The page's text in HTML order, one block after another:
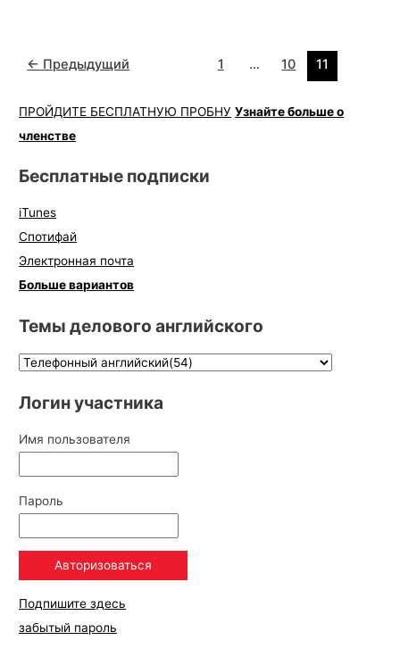
← Предыдущий 1 … 10 11
ПРОЙДИТЕ БЕСПЛАТНУЮ ПРОБНУ Узнайте больше о
членстве
Бесплатные подписки
iTunes
Спотифай
Электронная почта
Больше вариантов
Темы делового английского
Логин участника
Имя пользователя
Пароль
Подпишите здесь
забытый пароль